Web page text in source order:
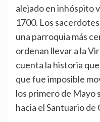
alejado en inhóspito
1700. Los
una parroquia más
ordenan llevar a la
cuenta la historia
que fue imposible
los primero de Mayo
hacia el Santuario de